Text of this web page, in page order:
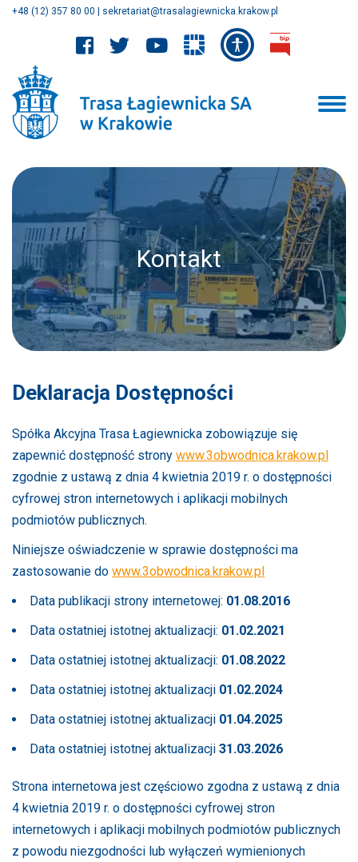
+48 (12) 357 80 00 sekretariat@trasalagiewnicka.krakow.pl
Kontakt
Deklaracja Dostępności
Spółka Akcyjna Trasa Łagiewnicka zobowiązuje się
zapewnić dostępność strony www.3obwodnica.krakow.pl
zgodnie z ustawą z dnia 4 kwietnia 2019 r. o dostępności
cyfrowej stron internetowych i aplikacji mobilnych
podmiotów publicznych.
Niniejsze oświadczenie w sprawie dostępności ma
zastosowanie do www.3obwodnica.krakow.pl
Data publikacji strony internetowej: 01.08.2016
Data ostatniej istotnej aktualizacji: 01.02.2021
Data ostatniej istotnej aktualizacji: 01.08.2022
Data ostatniej istotnej aktualizacji 01.02.2024
Data ostatniej istotnej aktualizacji 01.04.2025
Data ostatniej istotnej aktualizacji 31.03.2026
Strona internetowa jest częściowo zgodna z ustawą z dnia
4 kwietnia 2019 r. o dostępności cyfrowej stron
internetowych i aplikacji mobilnych podmiotów publicznych
z powodu niezgodności lub wyłączeń wymienionych